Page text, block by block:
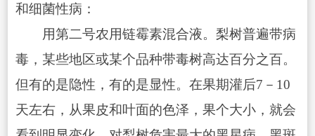
和细菌性病：
用第二号农用链霉素混合液。梨树普遍带病
毒，某些地区或某个品种带毒树高达百分之百。
但有的是隐性，有的是显性。在果期灌后7－10
天左右，从果皮和叶面的色泽，果个大小，就会